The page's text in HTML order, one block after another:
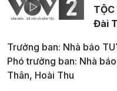
TỘC
Đài
Trưởng ban: Nhà báo
Phó trưởng ban: Nhà
Thân, Hoài Thu